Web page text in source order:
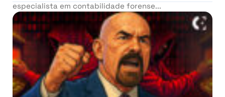
especialista em contabilidade forense...